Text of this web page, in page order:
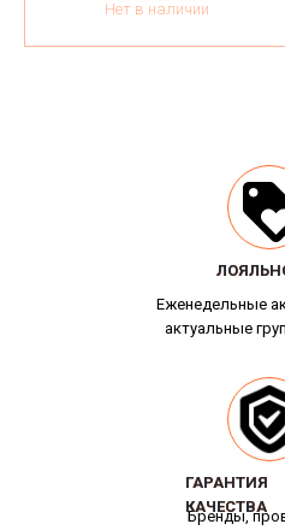
Нет в наличии
Еженедельные
актуальные
Бренды,
ГАРАНТИЯ
КАЧЕСТВА
ГАРАНТИЯ
КАЧЕСТВА